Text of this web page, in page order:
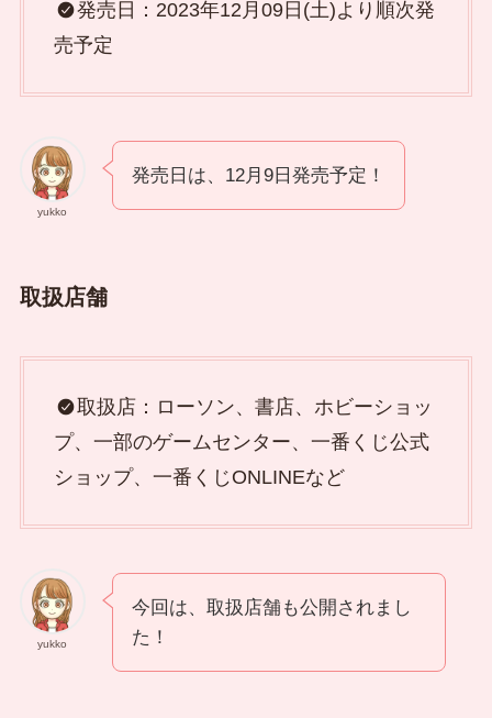
発売日：2023年12月09日(土)より順次発
売予定
yukko
発売日は、12月9日発売予定！
取扱店舗
取扱店：ローソン、書店、ホビーショッ
プ、一部のゲームセンター、一番くじ公式
ショップ、一番くじONLINEなど
yukko
今回は、取扱店舗も公開されまし
た！